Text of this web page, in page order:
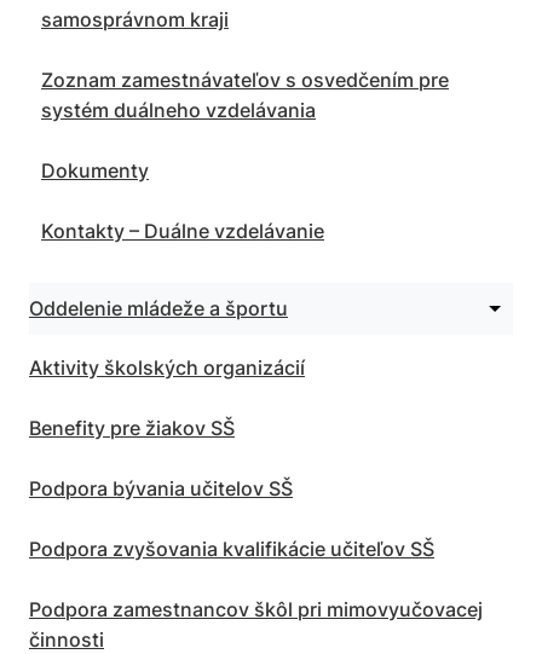
samosprávnom kraji
Zoznam zamestnávateľov s osvedčením pre
systém duálneho vzdelávania
Dokumenty
Kontakty – Duálne vzdelávanie
Oddelenie mládeže a športu
Aktivity školských organizácií
Benefity pre žiakov SŠ
Podpora bývania učitelov SŠ
Podpora zvyšovania kvalifikácie učiteľov SŠ
Podpora zamestnancov škôl pri mimovyučovacej
činnosti